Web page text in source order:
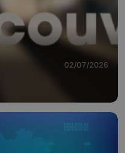
02/07/2026